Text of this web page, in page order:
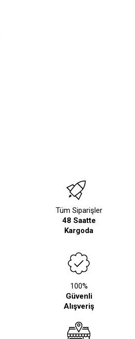
Tüm Siparişler
48 Saatte
Kargoda
100%
Güvenli
Alışveriş